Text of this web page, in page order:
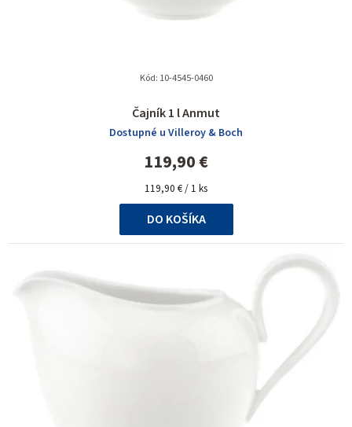
Čajník 1 l Anmut
hodnotenie
produktu
je
5,0
z
5
hviezdičiek.
Dostupné u Villeroy & Boch
119,90 €
Jednotková
cena:
119,90 € / 1 ks
DO KOŠÍKA
Kód: 10-4545-0460